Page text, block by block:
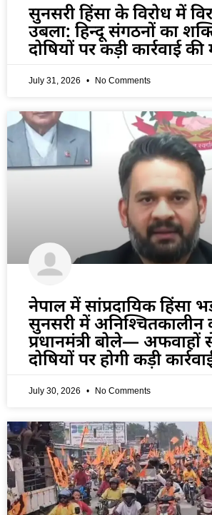
सुनसरी हिंसा के विरोध में
उबला: हिन्दू संगठनों का
दोषियों पर कड़ी कार्रवाई की
July 31, 2026 No Comments
नेपाल में सांप्रदायिक हिंसा
सुनसरी में अनिश्चितकालीन
प्रधानमंत्री बोले— अफवाहों
दोषियों पर होगी कड़ी
July 30, 2026 No Comments